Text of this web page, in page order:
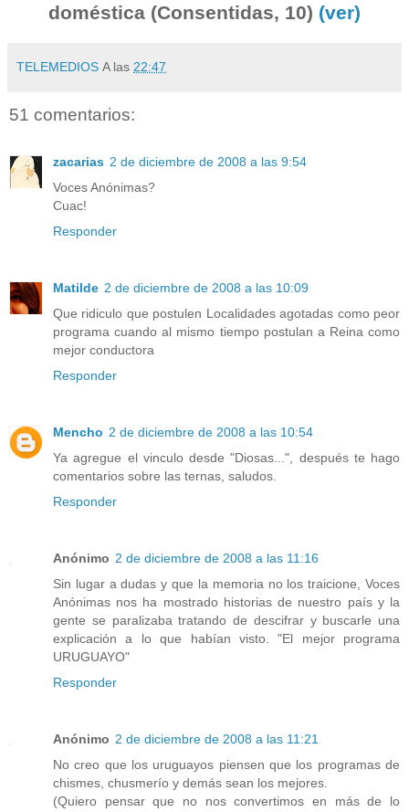
doméstica (Consentidas, 10) (ver)
TELEMEDIOS A las 22:47
51 comentarios:
zacarias 2 de diciembre de 2008 a las 9:54
Voces Anónimas?
Cuac!
Responder
Matilde 2 de diciembre de 2008 a las 10:09
Que ridiculo que postulen Localidades agotadas como peor
programa cuando al mismo tiempo postulan a Reina como
mejor conductora
Responder
Mencho 2 de diciembre de 2008 a las 10:54
Ya agregue el vinculo desde "Diosas...", después te hago
comentarios sobre las ternas, saludos.
Responder
Anónimo 2 de diciembre de 2008 a las 11:16
Sin lugar a dudas y que la memoria no los traicione, Voces
Anónimas nos ha mostrado historias de nuestro país y la
gente se paralizaba tratando de descifrar y buscarle una
explicación a lo que habían visto. "El mejor programa
URUGUAYO"
Responder
Anónimo 2 de diciembre de 2008 a las 11:21
No creo que los uruguayos piensen que los programas de
chismes, chusmerío y demás sean los mejores.
(Quiero pensar que no nos convertimos en más de lo